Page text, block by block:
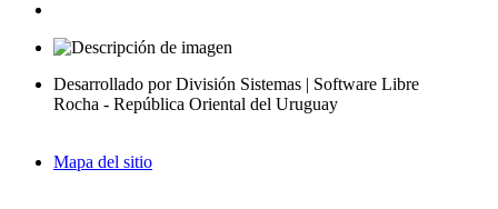
Desarrollado por División Sistemas | Software Libre
Rocha - República Oriental del Uruguay
Mapa del sitio